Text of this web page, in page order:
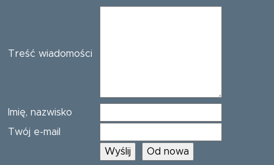
Treść wiadomości
Imię, nazwisko
Twój e-mail